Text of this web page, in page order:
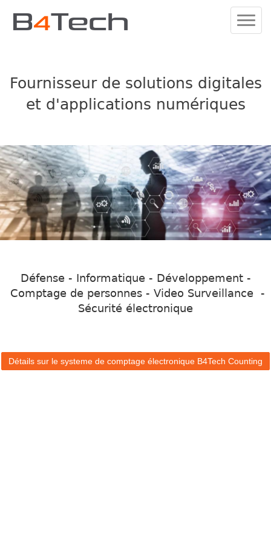
Fournisseur de solutions digitales
et d'applications numériques
Défense - Informatique - Développement -
Comptage de personnes - Video Surveillance -
Sécurité électronique
Détails sur le systeme de comptage électronique B4Tech Counting